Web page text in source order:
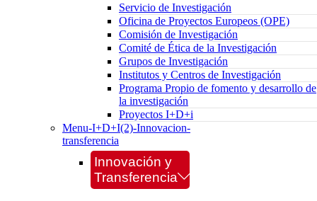
Servicio de Investigación
Oficina de Proyectos Europeos (OPE)
Comisión de Investigación
Comité de Ética de la Investigación
Grupos de Investigación
Institutos y Centros de Investigación
Programa Propio de fomento y desarrollo de
la investigación
Proyectos I+D+i
Menu-I+D+I(2)-Innovacion-
transferencia
Innovación y
Transferencia